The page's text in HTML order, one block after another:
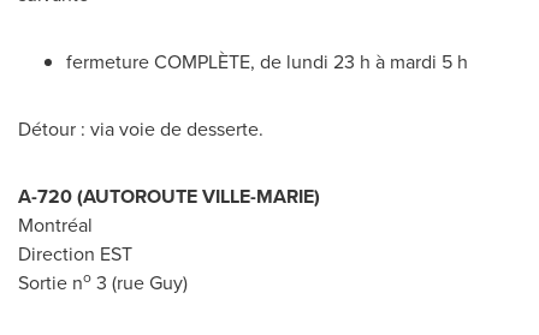
fermeture COMPLÈTE, de lundi 23 h à mardi 5 h
Détour : via voie de desserte.
A-720 (AUTOROUTEVILLE-MARIE)
Montréal
Direction EST
Sortie no 3 (rue Guy)